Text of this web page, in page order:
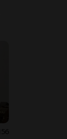
56